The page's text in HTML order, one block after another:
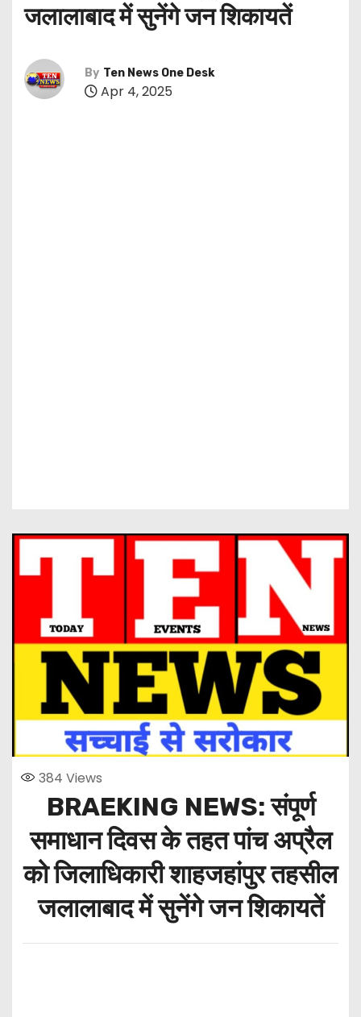
जलालाबाद में सुनेंगे जन शिकायतें
By Ten News One Desk
Apr 4, 2025
384 Views
BRAEKING NEWS: संपूर्ण
समाधान दिवस के तहत पांच अप्रैल
को जिलाधिकारी शाहजहांपुर तहसील
जलालाबाद में सुनेंगे जन शिकायतें